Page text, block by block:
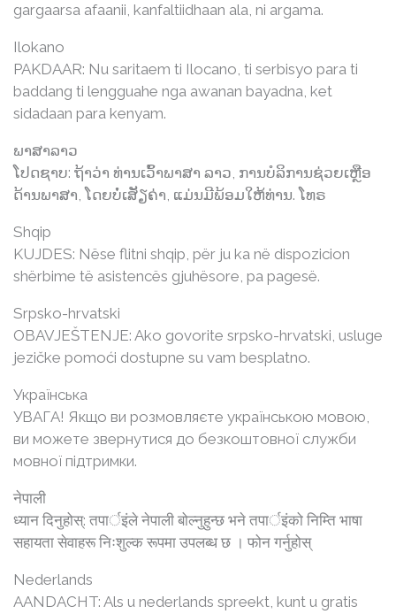
gargaarsa afaanii, kanfaltiidhaan ala, ni argama.
Ilokano
PAKDAAR: Nu saritaem ti Ilocano, ti serbisyo para ti
baddang ti lengguahe nga awanan bayadna, ket
sidadaan para kenyam.
ພາສາລາວ
ໂປດຊາບ: ຖ້າວ່າ ທ່ານເວົ້າພາສາ ລາວ, ການບໍລິການຊ່ວຍເຫຼືອ
ດ້ານພາສາ, ໂດຍບໍ່ເສັຽຄ່າ, ແມ່ນມີພ້ອມໃຫ້ທ່ານ. ໂທຣ
Shqip
KUJDES: Nëse flitni shqip, për ju ka në dispozicion
shërbime të asistencës gjuhësore, pa pagesë.
Srpsko-hrvatski
OBAVJEŠTENJE: Ako govorite srpsko-hrvatski, usluge
jezičke pomoći dostupne su vam besplatno.
Українська
УВАГА! Якщо ви розмовляєте українською мовою,
ви можете звернутися до безкоштовної служби
мовної підтримки.
नेपाली
ध्यान दिनुहोस्: तपार्इंले नेपाली बोल्नुहुन्छ भने तपार्इंको निम्ति भाषा
सहायता सेवाहरू निःशुल्क रूपमा उपलब्ध छ । फोन गर्नुहोस्
Nederlands
AANDACHT: Als u nederlands spreekt, kunt u gratis